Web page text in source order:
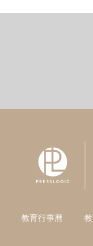
教育行事曆